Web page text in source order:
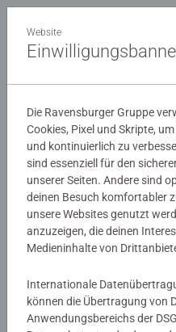
Warnhinweise und
Bewertungen (3)
Durchschnittliche
5.0/5
Website
Die Ravensburger Gruppe
Cookies, Pixel und Skripte,
und kontinuierlich zu
sind essenziell für den
unserer Seiten. Andere sind
deinen Besuch komfortabler
unsere Websites genutzt
anzuzeigen, die deinen
Medieninhalte von
Internationale
können die Übertragung von
Anwendungsbereichs der